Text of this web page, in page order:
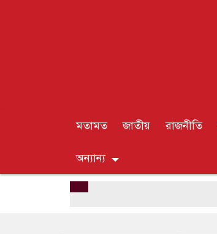
মতামত জাতীয় রাজনীতি
অন্যান্য